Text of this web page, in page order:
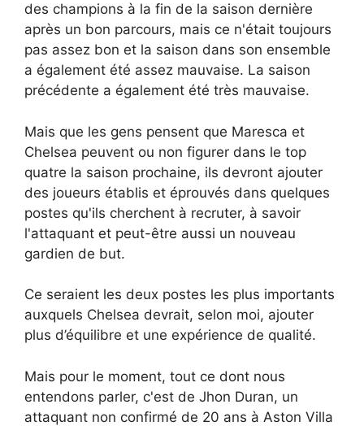
des champions à la fin de la saison dernière
après un bon parcours, mais ce n'était toujours
pas assez bon et la saison dans son ensemble
a également été assez mauvaise. La saison
précédente a également été très mauvaise.
Mais que les gens pensent que Maresca et
Chelsea peuvent ou non figurer dans le top
quatre la saison prochaine, ils devront ajouter
des joueurs établis et éprouvés dans quelques
postes qu'ils cherchent à recruter, à savoir
l'attaquant et peut-être aussi un nouveau
gardien de but.
Ce seraient les deux postes les plus importants
auxquels Chelsea devrait, selon moi, ajouter
plus d’équilibre et une expérience de qualité.
Mais pour le moment, tout ce dont nous
entendons parler, c'est de Jhon Duran, un
attaquant non confirmé de 20 ans à Aston Villa